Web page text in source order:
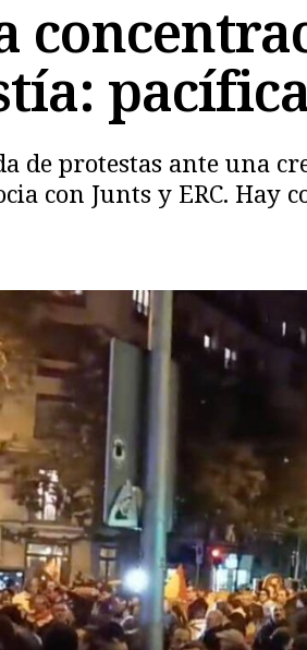
de protestas ante una
con Junts y ERC. Hay